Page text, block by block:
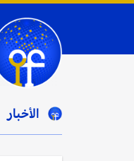
الأخبار